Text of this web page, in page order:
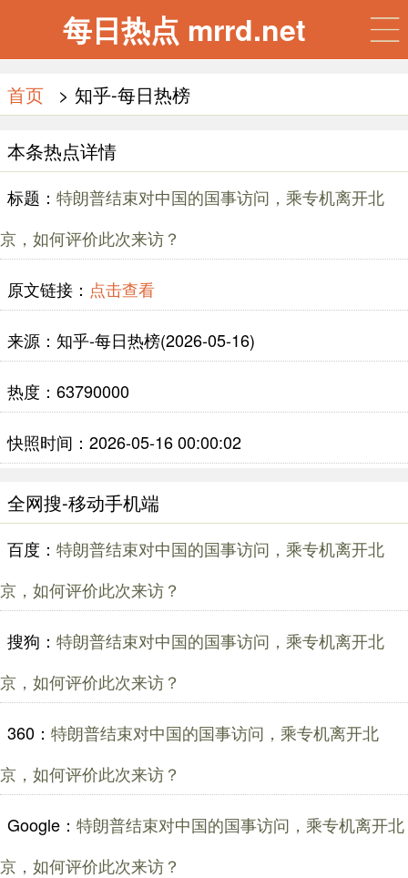
每日热点 mrrd.net
首页 > 知乎-每日热榜
本条热点详情
标题： 特朗普结束对中国的国事访问，乘专机离开北
京，如何评价此次来访？
原文链接： 点击查看
来源：知乎-每日热榜(2026-05-16)
热度：63790000
快照时间：2026-05-16 00:00:02
全网搜-移动手机端
百度： 特朗普结束对中国的国事访问，乘专机离开北
京，如何评价此次来访？
搜狗： 特朗普结束对中国的国事访问，乘专机离开北
京，如何评价此次来访？
360： 特朗普结束对中国的国事访问，乘专机离开北
京，如何评价此次来访？
Google： 特朗普结束对中国的国事访问，乘专机离开北
京，如何评价此次来访？